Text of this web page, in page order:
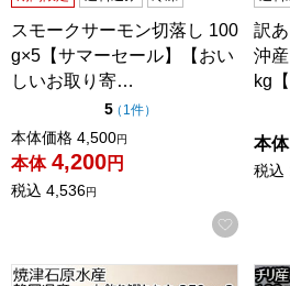
スモークサーモン切落し 100
g×5【サマーセール】【おい
しいお取り寄…
5点（5点満点中）
（ 1件の評価
）
値引き前の価格：
本体価格 4,500円
本体 4,200円
税込 4,536円
お気に
訳
沖
kg
本体
税込
焼津石原水産 静岡県産 一本釣り
チ